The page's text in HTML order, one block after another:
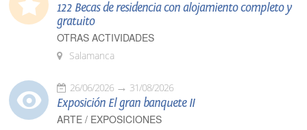
122 Becas de residencia con alojamiento completo y
gratuito
OTRAS ACTIVIDADES
Salamanca
26/06/2026 31/08/2026
Exposición El gran banquete II
ARTE / EXPOSICIONES